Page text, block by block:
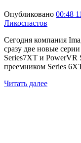
Опубликовано 00:48
Ликоспастов
Сегодня компания
сразу две новые
Series7XT и PowerVR
преемником Series
Читать далее